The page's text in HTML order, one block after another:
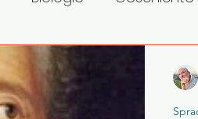
Ökonomie